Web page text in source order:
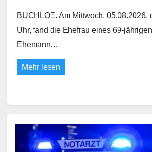
BUCHLOE. Am Mittwoch, 05.08.2026,
Uhr, fand die Ehefrau eines 69-
Ehemann…
Mehr lesen